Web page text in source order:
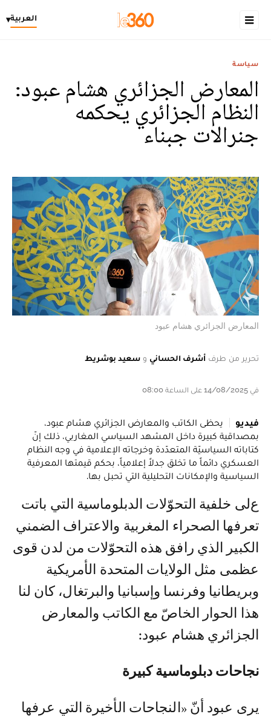
العربية▾
سياسة
المعارض الجزائري هشام عبود:
النظام الجزائري يحكمه
جنرالات جبناء
المعارض الجزائري هشام عبود
تحرير من طرف أشرف الحساني و سعيد بوشريط
في 14/08/2025 على الساعة 08:00
فيديو
يحظى الكاتب والمعارض الجزائري هشام عبود،
بمصداقية كبيرة داخل المشهد السياسي المغاربي، ذلك إنّ
كتاباته السياسيّة المتعدّدة وخرجاته الإعلامية في وجه النظام
العسكري دائماً ما تخلق جدلاً إعلامياً، بحكم قيمتها المعرفية
السياسية والإمكانات التحليلية التي تحبل بها.
على خلفية التحوّلات الدبلوماسية التي باتت
تعرفها الصحراء المغربية والاعتراف الضمني
الكبير الذي رافق هذه التحوّلات من لدن قوى
عظمى مثل الولايات المتحدة الأمريكية
وبريطانيا وفرنسا وإسبانيا والبرتغال، كان لنا
هذا الحوار الخاصّ مع الكاتب والمعارض
الجزائري هشام عبود:
نجاحات دبلوماسية كبيرة
يرى عبود أنّ «النجاحات الأخيرة التي عرفها